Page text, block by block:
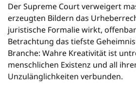
Der Supreme Court verweigert
erzeugten Bildern das
juristische Formalie wirkt,
Betrachtung das tiefste
Branche: Wahre Kreativität ist
menschlichen Existenz und all
Unzulänglichkeiten verbunden.